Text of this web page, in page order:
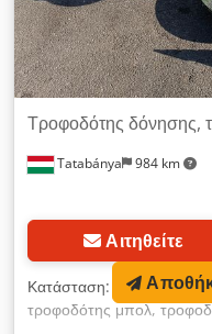
Tatabánya 984 km
Τροφοδότης δόνησης,
Αιτηθείτε
Κατάσταση: καλή
τροφοδότης μπολ,